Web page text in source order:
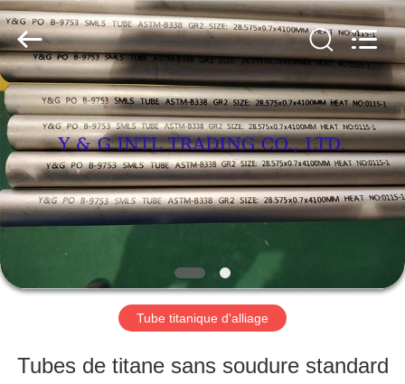
MAISON
PRODUITS
AU
SUJET
Y
G
International
Trading
Company
Limited.
All
Rights
Reserved.
Tube titanique d'alliage
Tubes de titane sans soudure standard